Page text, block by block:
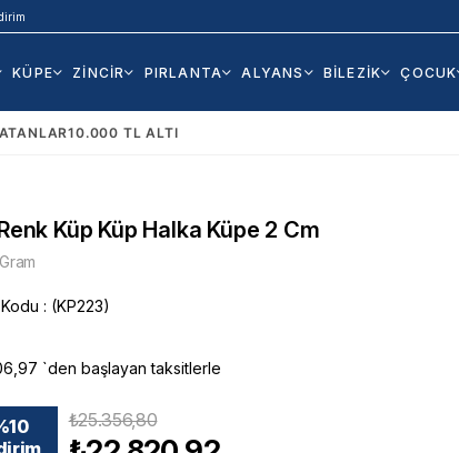
KÜPE ZİNCİR PIRLANTA ALYANS BİLEZİK ÇOCUK
10.000 TL ALTI
Küp Küp Halka Küpe 2 Cm
(KP223)
`den başlayan taksitlerle
10
₺25.356,80